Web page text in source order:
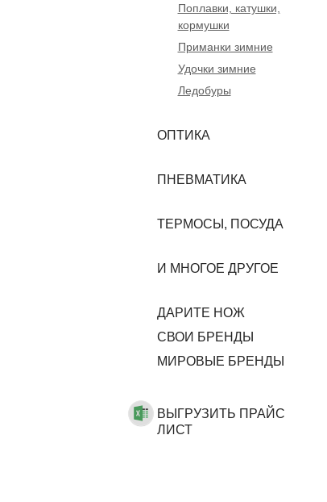
Поплавки, катушки,
кормушки
Приманки зимние
Удочки зимние
Ледобуры
ОПТИКА
ПНЕВМАТИКА
ТЕРМОСЫ, ПОСУДА
И МНОГОЕ ДРУГОЕ
ДАРИТЕ НОЖ
CВОИ БРЕНДЫ
МИРОВЫЕ БРЕНДЫ
ВЫГРУЗИТЬ ПРАЙС
ЛИСТ